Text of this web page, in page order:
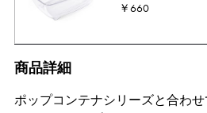
￥660
商品詳細tab active
ポップコンテナシリーズと合わ